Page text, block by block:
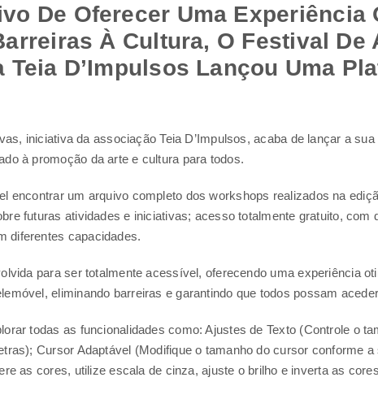
De Oferecer Uma Experiência
À Cultura, O Festival De
Teia D’Impulsos Lançou Uma
iniciativa da associação Teia D’Impulsos, acaba de lançar a sua
à promoção da arte e cultura para todos.
encontrar um arquivo completo dos workshops realizados na
futuras atividades e iniciativas; acesso totalmente gratuito, com
diferentes capacidades.
para ser totalmente acessível, oferecendo uma experiência
eliminando barreiras e garantindo que todos possam
todas as funcionalidades como: Ajustes de Texto (Controle o
Cursor Adaptável (Modifique o tamanho do cursor conforme a
as cores, utilize escala de cinza, ajuste o brilho e inverta as